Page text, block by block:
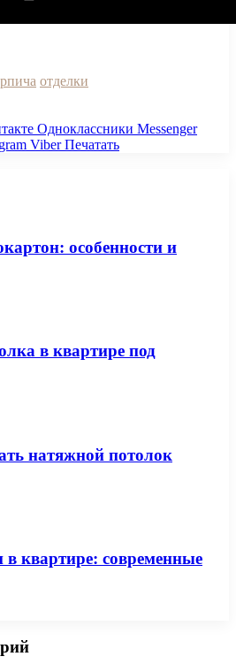
отделки
Одноклассники Messenger
Viber Печатать
особенности и
в квартире под
натяжной потолок
квартире: современные